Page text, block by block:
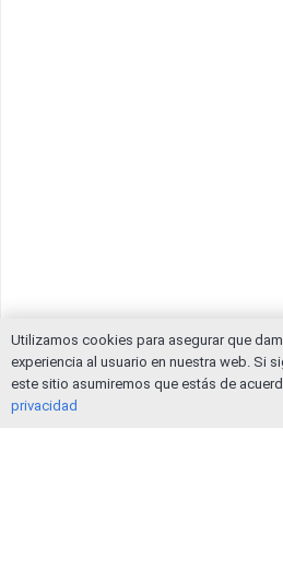
Utilizamos cookies para asegurar que
experiencia al usuario en nuestra web. Si
este sitio asumiremos que estás de
privacidad